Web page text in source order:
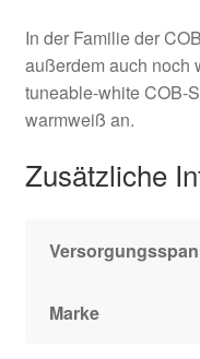
In der Familie der
außerdem auch noch
tuneable-white COB-
warmweiß an.
Zusätzliche
Marke